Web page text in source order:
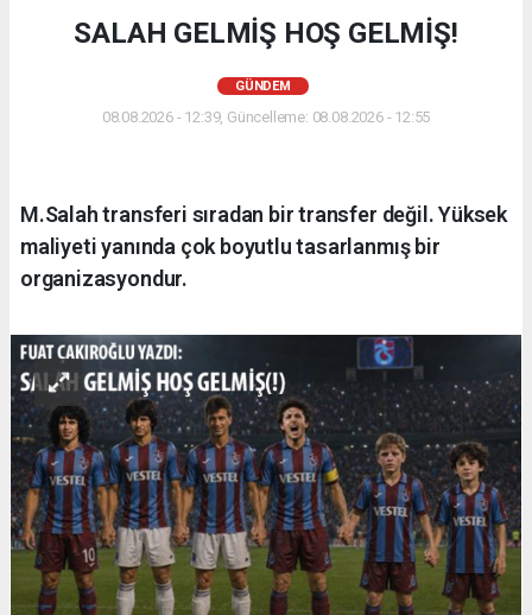
SALAH GELMİŞ HOŞ GELMİŞ!
GÜNDEM
08.08.2026 - 12:39, Güncelleme: 08.08.2026 - 12:55
M.Salah transferi sıradan bir transfer değil. Yüksek
maliyeti yanında çok boyutlu tasarlanmış bir
organizasyondur.